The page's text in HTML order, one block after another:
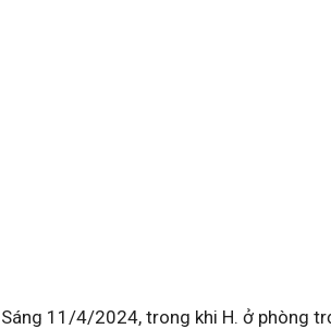
Sáng 11/4/2024, trong khi H. ở phòng